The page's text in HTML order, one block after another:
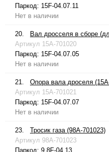
Паркод: 15F-04.07.11
Нет в наличии
20.
Вал дросселя в сборе
Артикул 15A-701020
Паркод: 15F-04.07.05
Нет в наличии
21.
Опора вала дроселя
Артикул 15A-701021
Паркод: 15F-04.07.07
Нет в наличии
23.
Тросик газа (98A-701023)
Артикул 98A-701023
Паркод: 9.8F-04.13